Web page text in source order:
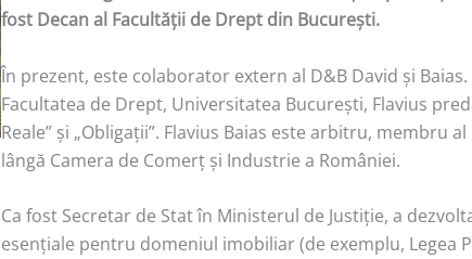
fost Decan al Facultăţii de Drept din Bucureşti.
În prezent, este colaborator extern al D&B David şi
Facultatea de Drept, Universitatea Bucureşti, Flavius
Reale” şi „Obligaţii”. Flavius Baias este arbitru, membru
lângă Camera de Comerţ şi Industrie a României.
Ca fost Secretar de Stat în Ministerul de Justiţie, a
esenţiale pentru domeniul imobiliar (de exemplu, Legea